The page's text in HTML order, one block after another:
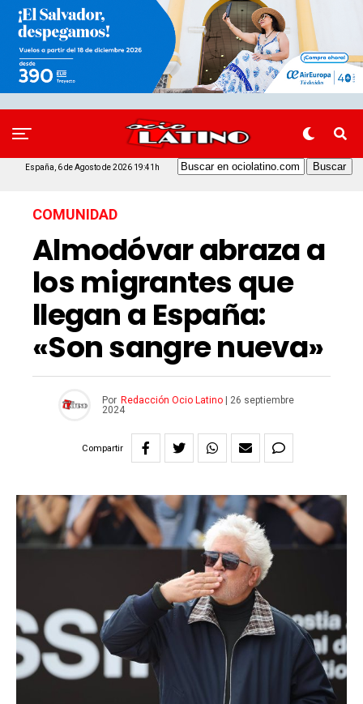
España, 6 de Agosto de 2026 19:41h
COMUNIDAD
Almodóvar abraza a
los migrantes que
llegan a España:
«Son sangre nueva»
Por Redacción Ocio Latino
26 septiembre
2024
Compartir